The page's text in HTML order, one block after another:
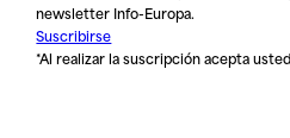
newsletter Info-Europa.
Suscribirse
*Al realizar la suscripción acepta